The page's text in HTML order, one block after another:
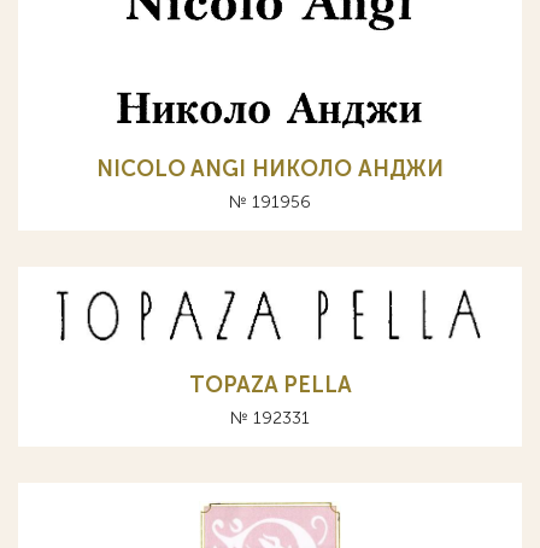
NICOLO ANGI НИКОЛО АНДЖИ
№ 191956
TOPAZA PELLA
№ 192331